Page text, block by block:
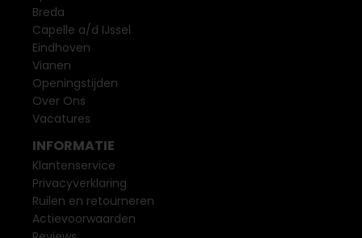
Breda
Capelle a/d IJssel
Eindhoven
Vianen
Openingstijden
Over Ons
Vacatures
INFORMATIE
Klantenservice
Privacyverklaring
Ruilen en retourneren
Actievoorwaarden